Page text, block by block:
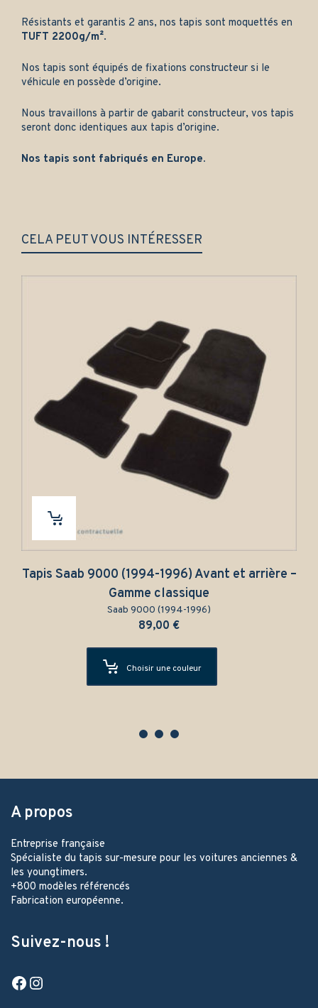
Résistants et garantis 2 ans, nos tapis sont moquettés en
TUFT 2200g/m².
Nos tapis sont équipés de fixations constructeur si le
véhicule en possède d’origine.
Nous travaillons à partir de gabarit constructeur, vos tapis
seront donc identiques aux tapis d’origine.
Nos tapis sont fabriqués en Europe.
CELA PEUT VOUS INTÉRESSER
Tapis Saab 9000 (1994-1996) Avant et arrière –
Gamme classique
Saab 9000 (1994-1996)
89,00 €
Choisir une couleur
A propos
Entreprise française
Spécialiste du tapis sur-mesure pour les voitures anciennes &
les youngtimers.
+800 modèles référencés
Fabrication européenne.
Suivez-nous !
Facebook